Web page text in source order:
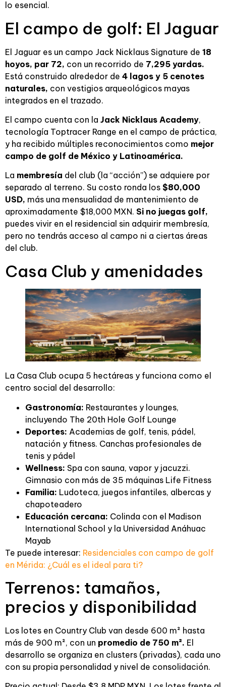
lo esencial.
El campo de golf: El Jaguar
El Jaguar es un campo Jack Nicklaus Signature de 18
hoyos, par 72, con un recorrido de 7,295 yardas.
Está construido alrededor de 4 lagos y 5 cenotes
naturales, con vestigios arqueológicos mayas
integrados en el trazado.
El campo cuenta con la Jack Nicklaus Academy,
tecnología Toptracer Range en el campo de práctica,
y ha recibido múltiples reconocimientos como mejor
campo de golf de México y Latinoamérica.
La membresía del club (la “acción”) se adquiere por
separado al terreno. Su costo ronda los $80,000
USD, más una mensualidad de mantenimiento de
aproximadamente $18,000 MXN. Si no juegas golf,
puedes vivir en el residencial sin adquirir membresía,
pero no tendrás acceso al campo ni a ciertas áreas
del club.
Casa Club y amenidades
La Casa Club ocupa 5 hectáreas y funciona como el
centro social del desarrollo:
Gastronomía: Restaurantes y lounges,
incluyendo The 20th Hole Golf Lounge
Deportes: Academias de golf, tenis, pádel,
natación y fitness. Canchas profesionales de
tenis y pádel
Wellness: Spa con sauna, vapor y jacuzzi.
Gimnasio con más de 35 máquinas Life Fitness
Familia: Ludoteca, juegos infantiles, albercas y
chapoteadero
Educación cercana: Colinda con el Madison
International School y la Universidad Anáhuac
Mayab
Te puede interesar: Residenciales con campo de golf
en Mérida: ¿Cuál es el ideal para ti?
Terrenos: tamaños,
precios y disponibilidad
Los lotes en Country Club van desde 600 m² hasta
más de 900 m², con un promedio de 750 m². El
desarrollo se organiza en clusters (privadas), cada uno
con su propia personalidad y nivel de consolidación.